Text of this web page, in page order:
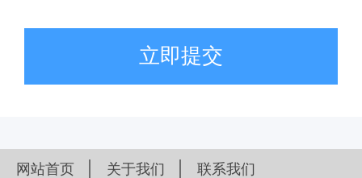
立即提交
网站首页 关于我们 联系我们